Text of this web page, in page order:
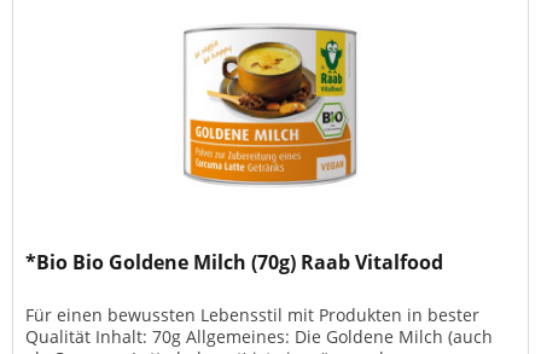
*Bio Bio Goldene Milch (70g) Raab Vitalfood
Für einen bewussten Lebensstil mit Produkten in bester
Qualität Inhalt: 70g Allgemeines: Die Goldene Milch (auch